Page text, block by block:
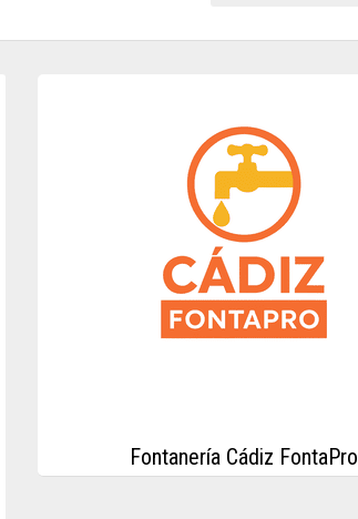
Fontanería Cádiz FontaPro